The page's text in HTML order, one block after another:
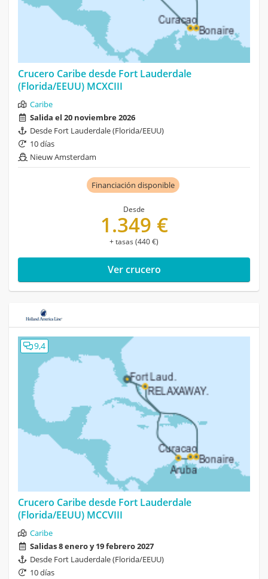
Crucero Caribe desde Fort Lauderdale
(Florida/EEUU) MCXCIII
Caribe
Salida el 20 noviembre 2026
Desde Fort Lauderdale (Florida/EEUU)
10 días
Nieuw Amsterdam
Financiación disponible
Desde
1.349 €
+ tasas (440 €)
Ver crucero
9,4
Crucero Caribe desde Fort Lauderdale
(Florida/EEUU) MCCVIII
Caribe
Salidas 8 enero y 19 febrero 2027
Desde Fort Lauderdale (Florida/EEUU)
10 días